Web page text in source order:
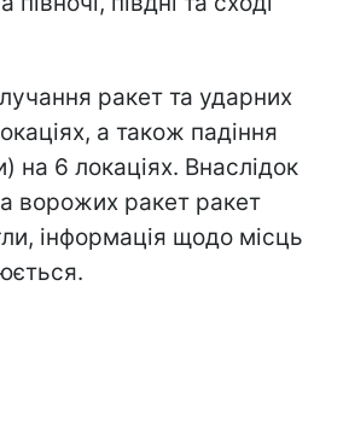
ракет та ударних
а також падіння
на 6 локаціях. Внаслідок
ворожих ракет ракет
інформація щодо місць